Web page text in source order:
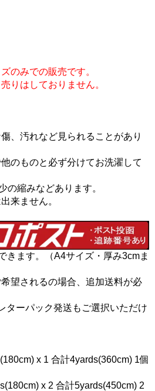
のみでの販売です。
りはしておりません。
、汚れなど見られることがあり
のものと必ず分けてお洗濯して
の縮みなどあります。
来ません。
きます。（A4サイズ・厚み3cmま
望されるの場合、追加送料が必
ターパック発送もご選択いただけ
x 1 合計4yards(360cm) 1個
x 2 合計5yards(450cm) 2